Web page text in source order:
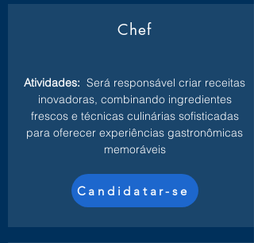
Chef
Atividades: Será responsável criar receitas
inovadoras, combinando ingredientes
frescos e técnicas culinárias sofisticadas
para oferecer experiências gastronômicas
memoráveis
Candidatar-se